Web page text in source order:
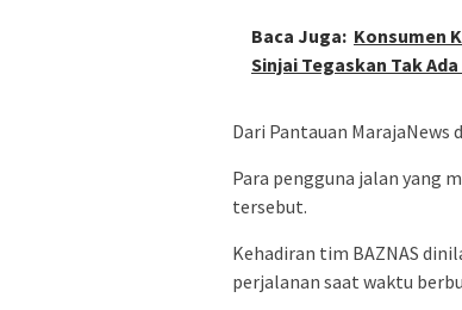
Baca Juga: Konsumen
Sinjai Tegaskan Tak
Dari Pantauan
Para pengguna jalan yang
tersebut.
Kehadiran tim BAZNAS
perjalanan saat waktu